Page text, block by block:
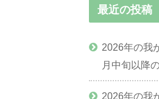
最近の投稿
2026年の我
月中旬以降
2026年の我